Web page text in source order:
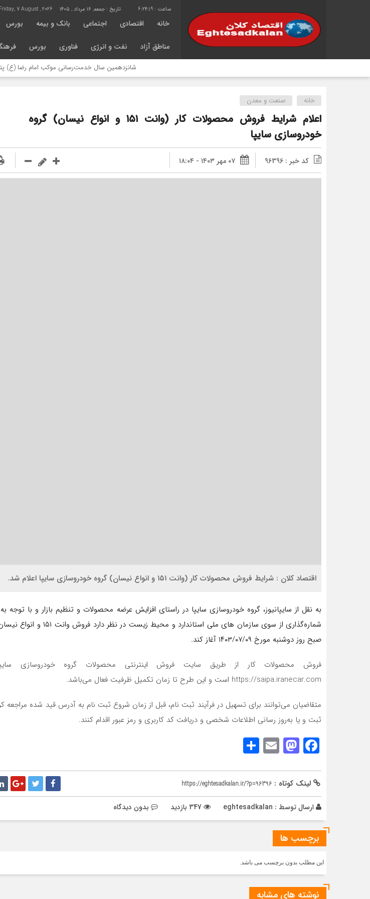
6:24:20 تاریخ : جمعه, ۱۶ مرداد , ۱۴۰۵ Friday, 7 August , 2026
خانه اقتصادی اجتماعی بانک و بیمه بورس
مناطق آزاد نفت و انرژی فناوری بورس
شانزدهمین سال خدمت‌رسانی موکب امام رضا (ع) پتروشیمی
خانه صنعت و معدن
اعلام شرایط فروش محصولات کار (وانت ۱۵۱ و انواع نیسان) گروه
خودروسازی سایپا
کد خبر : 96396 ۰۷ مهر ۱۴۰۳ - ۱۸:۰۴
اقتصاد کلان : شرایط فروش محصولات کار (وانت ۱۵۱ و انواع نیسان) گروه خودروسازی سایپا اعلام شد.
به نقل از سایپانیوز،‌ گروه خودروسازی سایپا در راستای افزایش عرضه محصولات و تنظیم بازار و با توجه
صبح روز دوشنبه مورخ ۱۴۰۳/۰۷/۰۹ آغاز کند.
فروش محصولات کار از طریق سایت فروش اینترنتی محصولات گروه خودروسازی
https://saipa.iranecar.com است و این طرح تا زمان تکمیل ظرفیت فعال می‌باشد.
متقاضیان می‌توانند برای تسهیل در فرآیند ثبت نام، قبل از زمان شروع ثبت نام به آدرس قید شده مراجعه
ثبت و یا به‌روز رسانی اطلاعات شخصی و دریافت کد کاربری و رمز عبور اقدام کنند.
Facebook
Mastodon
Email
لینک کوتاه : https://eghtesadkalan.ir/?p=96396
ارسال توسط : eghtesadkalan بدون دیدگاه
برچسب ها
این مطلب بدون برچسب می باشد.
نوشته های مشابه